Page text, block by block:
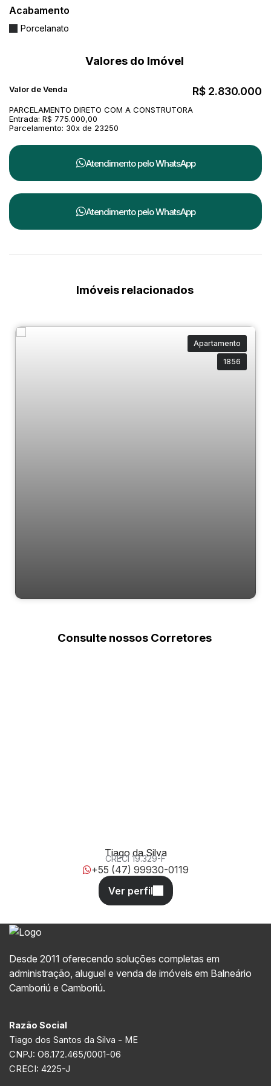
localização têm grande procura tanto para
moradia quanto locação anual.
unidades por andar.
💼Ideal para quem quer investir com
segurança e retorno em uma das cidades
mais valorizadas do Brasil.
Entre em contato e agende sua visita exclusiva.
Acabamento
Porcelanato
Valores do Imóvel
R$ 2.830.000
Valor de Venda
PARCELAMENTO DIRETO COM A CONSTRUTORA
Entrada: R$ 775.000,00
Parcelamento: 30x de 23250
Atendimento peloWhatsApp
Atendimento peloWhatsApp
Imóveis relacionados
Apartamento
1856
Consulte nossos Corretores
Tiago da Silva
CRECI 19.329-F
+55 (47) 99930-0119
Desde 2011 oferecendo soluções completas em
administração, aluguel e venda de imóveis em Balneário
Camboriú e Camboriú.
Razão Social
Tiago dos Santos da Silva - ME
CNPJ: O6.172.465/0001-06
CRECI: 4225-J